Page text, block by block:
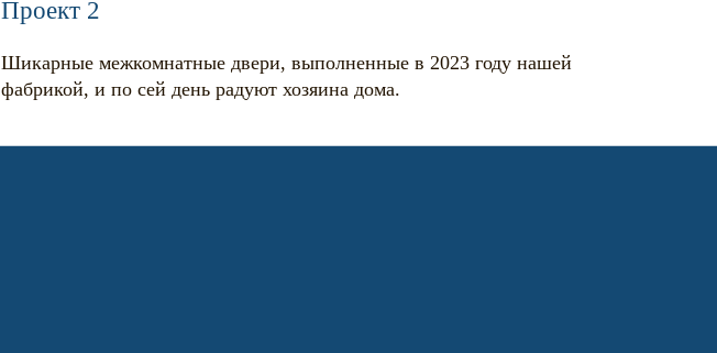
Проект 2
Шикарные межкомнатные двери, выполненные в 2023 году нашей
фабрикой, и по сей день радуют хозяина дома.